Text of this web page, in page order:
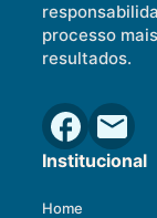
processo
resultados.
Institucional
Home